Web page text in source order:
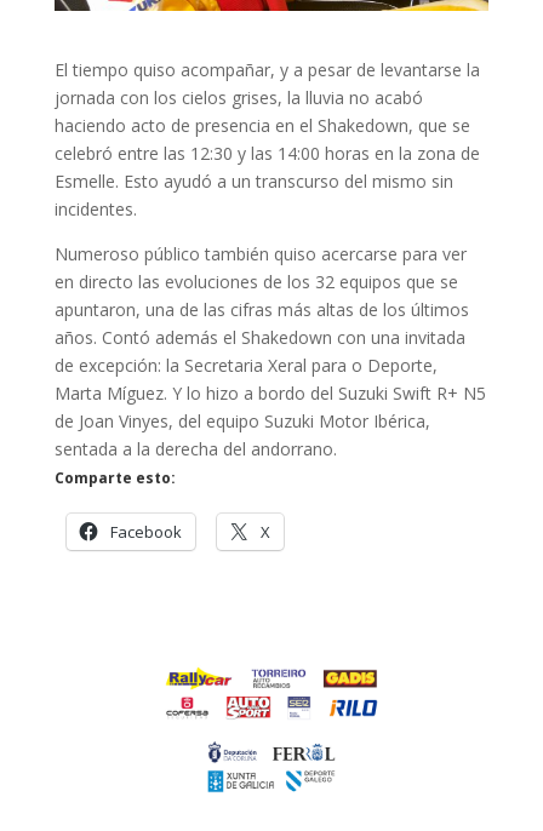
El tiempo quiso acompañar, y a pesar de levantarse la
jornada con los cielos grises, la lluvia no acabó
haciendo acto de presencia en el Shakedown, que se
celebró entre las 12:30 y las 14:00 horas en la zona de
Esmelle. Esto ayudó a un transcurso del mismo sin
incidentes.
Numeroso público también quiso acercarse para ver
en directo las evoluciones de los 32 equipos que se
apuntaron, una de las cifras más altas de los últimos
años. Contó además el Shakedown con una invitada
de excepción: la Secretaria Xeral para o Deporte,
Marta Míguez. Y lo hizo a bordo del Suzuki Swift R+ N5
de Joan Vinyes, del equipo Suzuki Motor Ibérica,
sentada a la derecha del andorrano.
Comparte esto:
Facebook X